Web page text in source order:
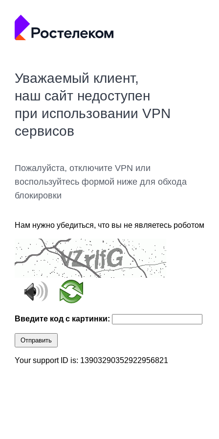
Уважаемый клиент,
наш сайт недоступен
при использовании VPN
сервисов
Пожалуйста, отключите VPN или
воспользуйтесь формой ниже для обхода
блокировки
Нам нужно убедиться, что вы не являетесь роботом
Введите код с картинки:
Отправить
Your support ID is: 13903290352922956821